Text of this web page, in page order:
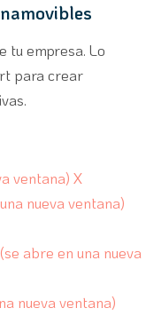
tu empresa. Lo
para crear
ventana) X
nueva ventana)
abre en una nueva
nueva ventana)